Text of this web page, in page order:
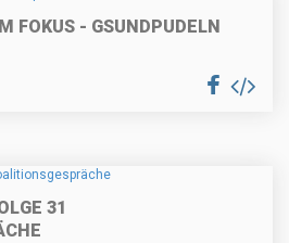
FOKUS - GSUNDPUDELN
31